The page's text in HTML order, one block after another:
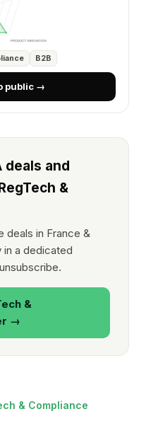
B2B
public →
deals and
&
deals in France &
in a dedicated
&
→
& Compliance